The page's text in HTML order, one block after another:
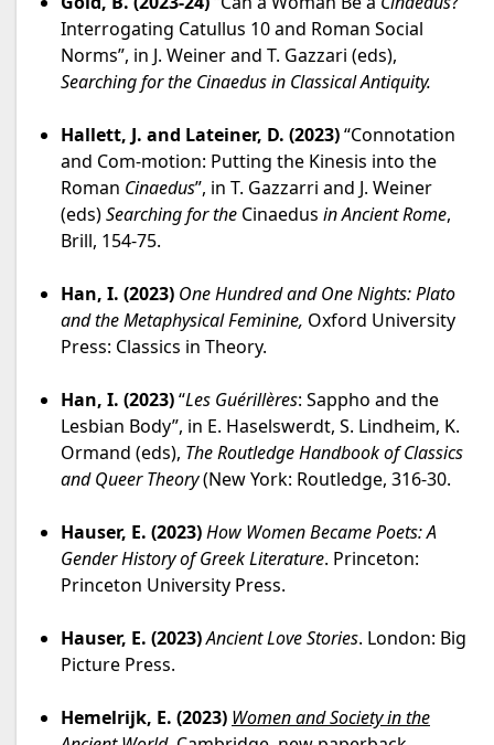
Interrogating Catullus 10 and Roman Social
Norms”, in J. Weiner and T. Gazzari (eds),
Searching for the Cinaedus in Classical Antiquity.
Hallett, J. and Lateiner, D. (2023)“Connotation
and Com-motion: Putting the Kinesis into the
Roman Cinaedus”, in T. Gazzarri and J. Weiner
(eds)Searching for the Cinaedus in Ancient Rome,
Brill, 154-75.
Han, I. (2023) One Hundred and One Nights: Plato
and the Metaphysical Feminine, Oxford University
Press: Classics in Theory.
Han, I. (2023)“Les Guérillères: Sappho and the
Lesbian Body”, in E. Haselswerdt, S. Lindheim, K.
Ormand (eds), TheRoutledgeHandbook of Classics
and Queer Theory(New York: Routledge, 316-30.
Hauser, E. (2023)How Women Became Poets: A
Gender History of Greek Literature. Princeton:
Princeton University Press.
Hauser, E. (2023)Ancient Love Stories. London: Big
Picture Press.
Hemelrijk, E. (2023) Women and Society in the